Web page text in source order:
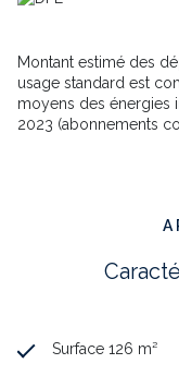
C'est un bien idéal
n'attendez plus!
Contactez-nous pour
visite. Les
exposé sont
Annonce proposée
Montant estimé des
usage standard est
moyens des énergies
2023 (abonnements
A
Surface 126 m²